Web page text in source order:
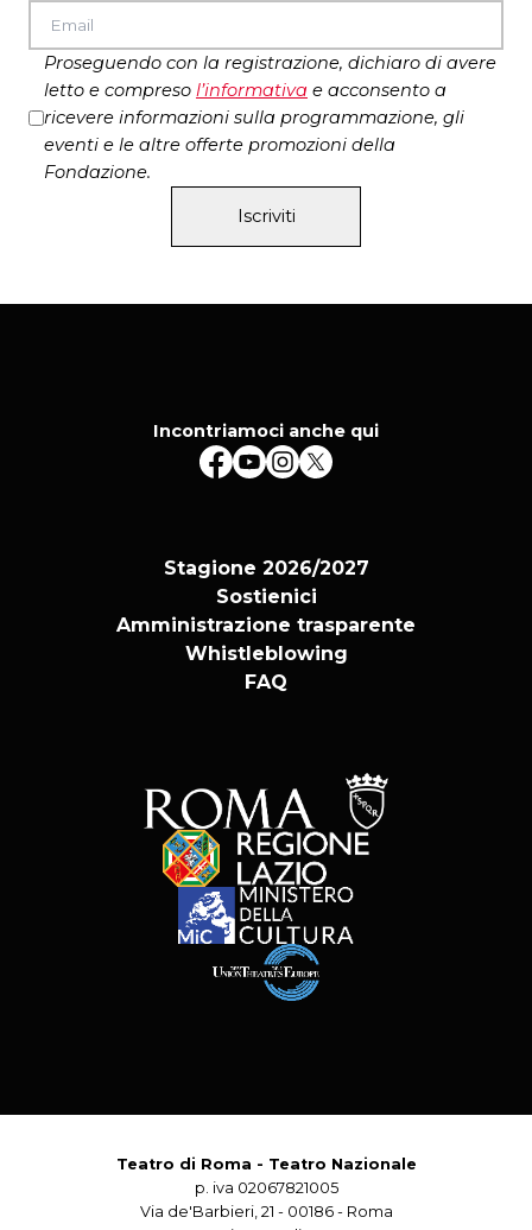
Proseguendo con la registrazione, dichiaro di avere
letto e compreso l’informativa e acconsento a
ricevere informazioni sulla programmazione, gli
eventi e le altre offerte promozioni della
Fondazione.
Iscriviti
Incontriamoci anche qui
Stagione 2026/2027
Sostienici
Amministrazione trasparente
Whistleblowing
FAQ
Teatro di Roma - Teatro Nazionale
p. iva 02067821005
Via de'Barbieri, 21 - 00186 - Roma